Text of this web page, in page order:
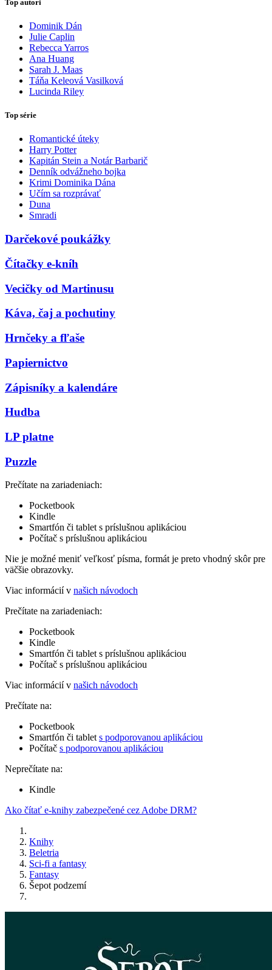
Top autori
Dominik Dán
Julie Caplin
Rebecca Yarros
Ana Huang
Sarah J. Maas
Táňa Keleová Vasilková
Lucinda Riley
Top série
Romantické úteky
Harry Potter
Kapitán Stein a Notár Barbarič
Denník odvážneho bojka
Krimi Dominika Dána
Učím sa rozprávať
Duna
Smradi
Darčekové poukážky
Čítačky e-kníh
Vecičky od Martinusu
Káva, čaj a pochutiny
Hrnčeky a fľaše
Papiernictvo
Zápisníky a kalendáre
Hudba
LP platne
Puzzle
Prečítate na zariadeniach:
Pocketbook
Kindle
Smartfón či tablet s príslušnou aplikáciou
Počítač s príslušnou aplikáciou
Nie je možné meniť veľkosť písma, formát je preto vhodný skôr pre
väčšie obrazovky.
Viac informácií v našich návodoch
Prečítate na zariadeniach:
Pocketbook
Kindle
Smartfón či tablet s príslušnou aplikáciou
Počítač s príslušnou aplikáciou
Viac informácií v našich návodoch
Prečítate na:
Pocketbook
Smartfón či tablet s podporovanou aplikáciou
Počítač s podporovanou aplikáciou
Neprečítate na:
Kindle
Ako čítať e-knihy zabezpečené cez Adobe DRM?
Knihy
Beletria
Sci-fi a fantasy
Fantasy
Šepot podzemí